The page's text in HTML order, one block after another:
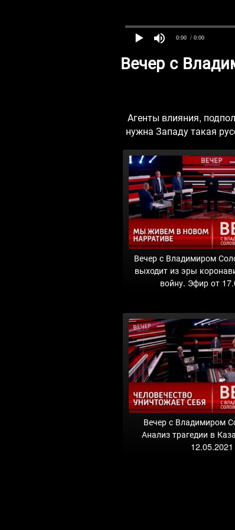
0:00 / 0:00
Вечер с
Агенты влияния,
нужна Западу такая
Вечер с Владимиром
выходит из эры
войну. Эфир от
Вечер с Владимиром
Анализ трагедии в
12.05.2021